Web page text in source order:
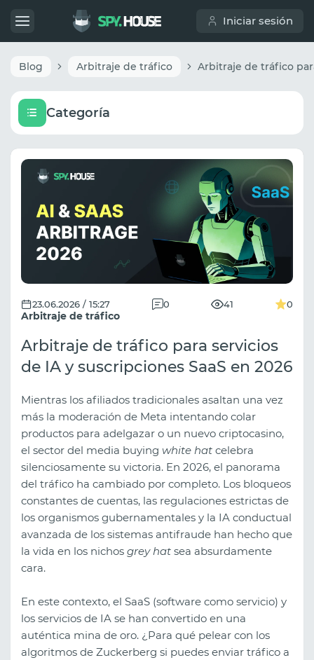
Iniciar sesión
Blog Arbitraje de tráfico
Categoría
Arbitraje de tráfico
23.06.2026 / 15:27 0 41 0
Arbitraje de tráfico para servicios
de IA y suscripciones SaaS en 2026
Mientras los afiliados tradicionales asaltan una vez
más la moderación de Meta intentando colar
productos para adelgazar o un nuevo criptocasino,
el sector del media buying white hat celebra
silenciosamente su victoria. En 2026, el panorama
del tráfico ha cambiado por completo. Los bloqueos
constantes de cuentas, las regulaciones estrictas de
los organismos gubernamentales y la IA conductual
avanzada de los sistemas antifraude han hecho que
la vida en los nichos grey hat sea absurdamente
cara.
En este contexto, el SaaS (software como servicio) y
los servicios de IA se han convertido en una
auténtica mina de oro. ¿Para qué pelear con los
algoritmos de Zuckerberg si puedes enviar tráfico a